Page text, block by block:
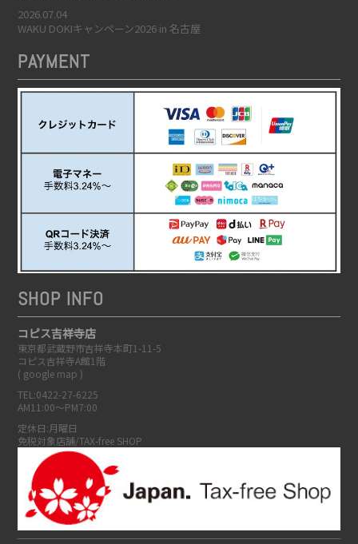
2026.07.04
WAKU DOKIキャンペーン2026 in 名古屋
PAYMENT
SHOP INFO
コピス吉祥寺店
東京都武蔵野市吉祥寺本町1-11-5
コピス吉祥寺A館1階
( google map )
TEL:0422-27-6225
AM11:00～PM7:00
定休日:月曜日
免税対象店舗/TAX-free SHOP